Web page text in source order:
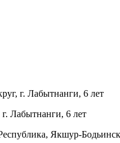
г. Лабытнанги, 6 лет
Лабытнанги, 6 лет
Якшур-